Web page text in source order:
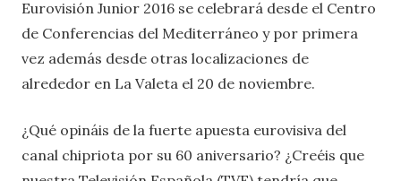
Eurovisión Junior 2016 se celebrará desde el Centro
de Conferencias del Mediterráneo y por primera
vez además desde otras localizaciones de
alrededor en La Valeta el 20 de noviembre.
¿Qué opináis de la fuerte apuesta eurovisiva del
canal chipriota por su 60 aniversario? ¿Creéis que